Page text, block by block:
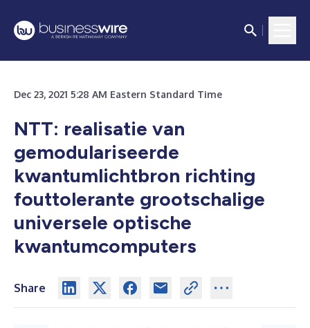
Dec 23, 2021 5:28 AM Eastern Standard Time
NTT: realisatie van
gemodulariseerde
kwantumlichtbron richting
fouttolerante grootschalige
universele optische
kwantumcomputers
Share